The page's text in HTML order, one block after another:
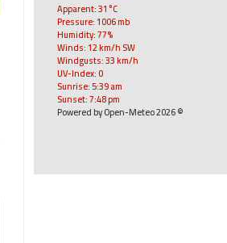
Apparent: 31°C
Pressure: 1006 mb
Humidity: 77%
Winds: 12 km/h SW
Windgusts: 33 km/h
UV-Index: 0
Sunrise: 5:39 am
Sunset: 7:48 pm
© 2026 Powered by Open-Meteo